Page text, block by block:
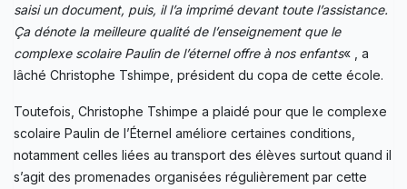
saisi un document, puis, il l’a imprimé devant toute l’assistance.
Ça dénote la meilleure qualité de l’enseignement que le
complexe scolaire Paulin de l’éternel offre à nos enfants« , a
lâché Christophe Tshimpe, président du copa de cette école.
Toutefois, Christophe Tshimpe a plaidé pour que le complexe
scolaire Paulin de l’Éternel améliore certaines conditions,
notamment celles liées au transport des élèves surtout quand il
s’agit des promenades organisées régulièrement par cette